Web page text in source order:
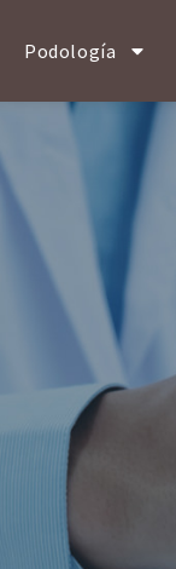
Podología